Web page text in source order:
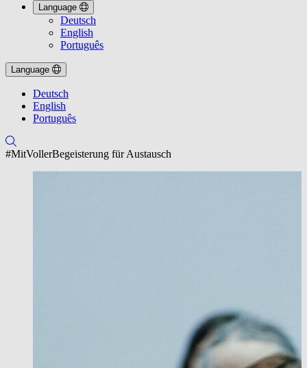
Language
Deutsch
English
Português
Language
Deutsch
English
Português
#MitVollerBegeisterung für Austausch